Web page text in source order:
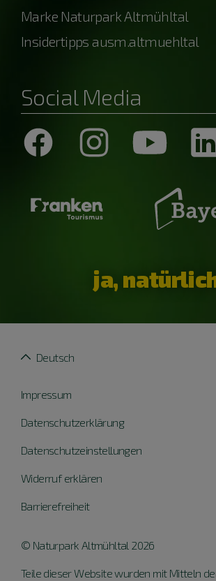
Marke Naturpark Altmühltal
Insidertipps ausm.altmuehltal
Social Media
ja,
Impressum
Datenschutzerklärung
Datenschutzeinstellungen
Widerruf erklären
Barrierefreiheit
Deutsch
© Naturpark Altmühltal 2026
Teile dieser Website wurden mit Mitteln